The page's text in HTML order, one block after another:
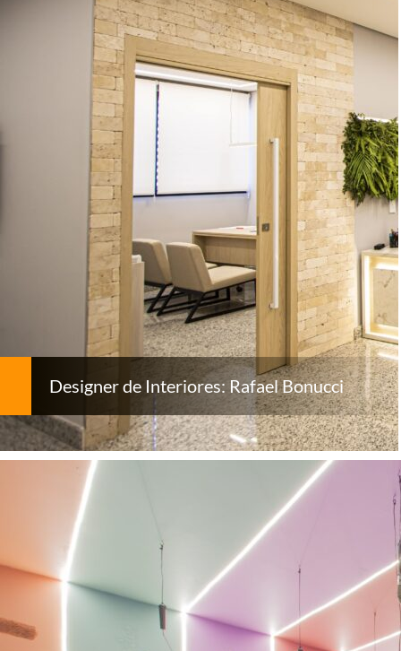
Designer de Interiores: Rafael Bonucci